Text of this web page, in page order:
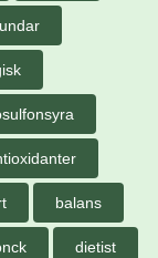
balans
dietist